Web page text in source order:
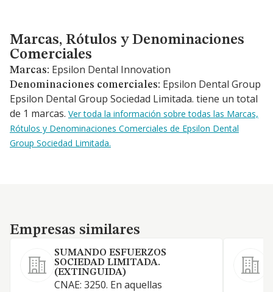
Marcas, Rótulos y Denominaciones Comerciales
Marcas, Rótulos y Denominaciones
Comerciales
Marcas: Epsilon Dental Innovation
Denominaciones comerciales: Epsilon Dental Group
Epsilon Dental Group Sociedad Limitada. tiene un total
de 1 marcas. Ver toda la información sobre todas las Marcas,
Rótulos y Denominaciones Comerciales de Epsilon Dental
Group Sociedad Limitada.
Empresas similares
Empresas similares
SUMANDO ESFUERZOS
SOCIEDAD LIMITADA.
(EXTINGUIDA)
CNAE: 3250. En aquellas